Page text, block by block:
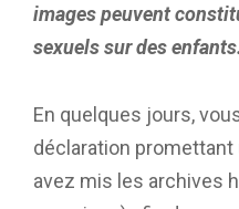
images peuvent
sexuels sur des
En quelques jours,
déclaration
avez mis les archives